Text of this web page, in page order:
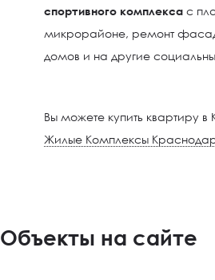
спортивного комплекса с
микрорайоне, ремонт
домов и на другие
Вы можете купить квартиру
Жилые Комплексы
Объекты на сайте